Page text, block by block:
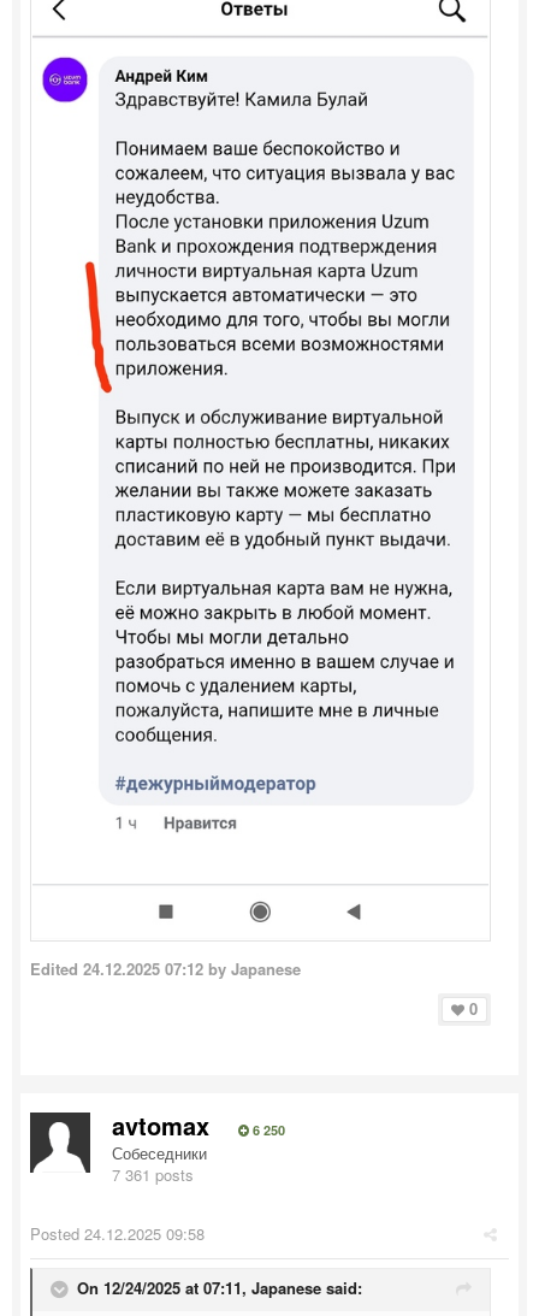
Edited 24.12.2025 07:12 by Japanese
0
avtomax 6 250
Собеседники
7 361 posts
Posted 24.12.2025 09:58
On 12/24/2025 at 07:11, Japanese said: